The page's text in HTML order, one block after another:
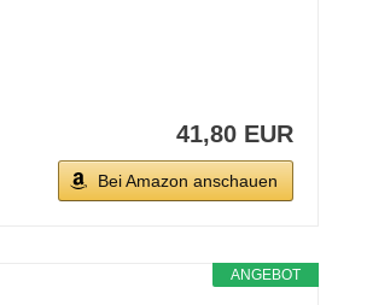
41,80 EUR
Bei Amazon anschauen
ANGEBOT